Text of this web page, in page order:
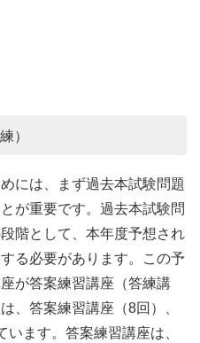
）
には、まず過去本試験問題
が重要です。過去本試験問
階として、本年度予想され
る必要があります。この予
が答案練習講座（答練講
、答案練習講座（8回）、
ます。答案練習講座は、